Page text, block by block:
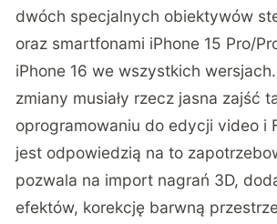
dwóch specjalnych obiektywów
oraz smartfonami iPhone 15 Pro/
iPhone 16 we wszystkich
zmiany musiały rzecz jasna zajść
oprogramowaniu do edycji video i
jest odpowiedzią na to
pozwala na import nagrań 3D,
efektów, korekcję barwną